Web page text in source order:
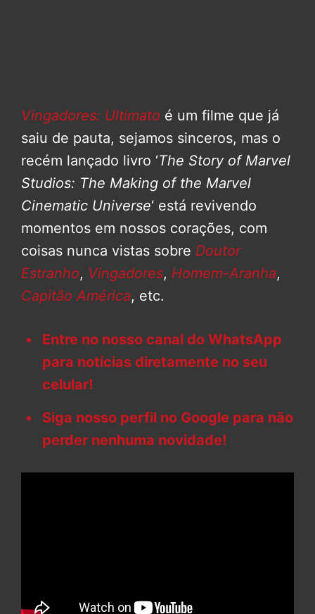
Vingadores: Ultimato é um filme que já
saiu de pauta, sejamos sinceros, mas o
recém lançado livro ‘The Story of Marvel
Studios: The Making of the Marvel
Cinematic Universe‘ está revivendo
momentos em nossos corações, com
coisas nunca vistas sobre Doutor
Estranho, Vingadores, Homem-Aranha,
Capitão América, etc.
Entre no nosso canal do WhatsApp
para notícias diretamente no seu
celular!
Siga nosso perfil no Google para não
perder nenhuma novidade!